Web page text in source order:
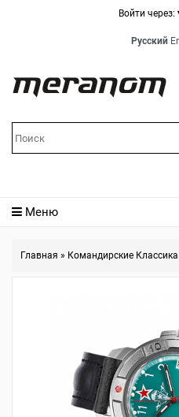
Войти через:
Русский
Меню
Главная » Командирские Классика